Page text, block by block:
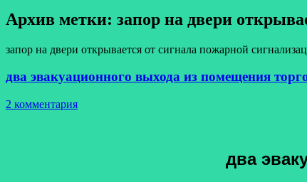
Архив метки: запор на двери
запор на двери открывается от сигнала пожарной
два эвакуационного выхода из помещения
2 комментария
два